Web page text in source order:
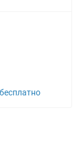
Бесплатно